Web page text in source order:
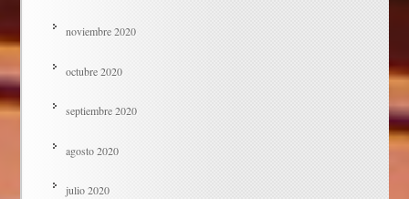
noviembre 2020
octubre 2020
septiembre 2020
agosto 2020
julio 2020